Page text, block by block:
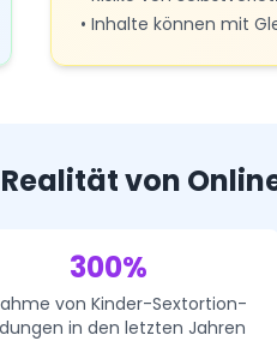
• Inhalte können mit
von
300%
von Kinder-Sextortion-
in den letzten Jahren